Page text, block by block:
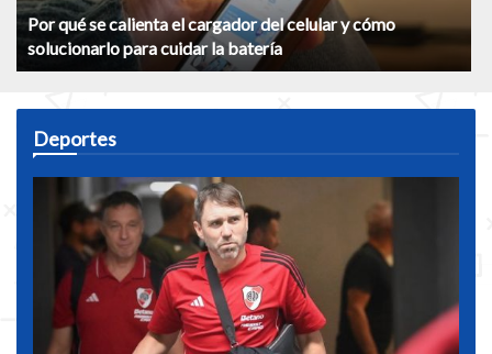
Por qué se calienta el cargador del celular y cómo
solucionarlo para cuidar la batería
Deportes